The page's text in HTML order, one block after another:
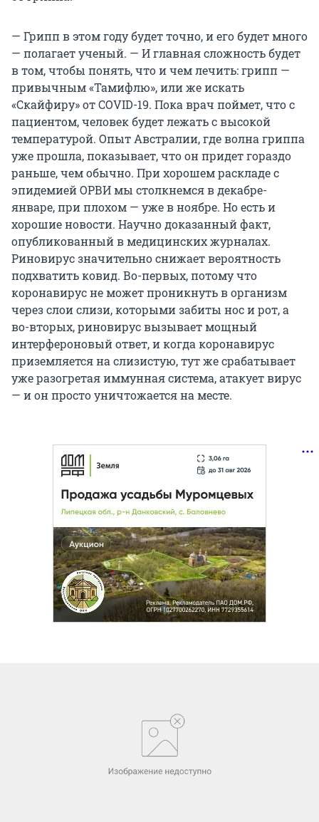
— Грипп в этом году будет точно, и его будет много
— полагает ученый. — И главная сложность будет
в том, чтобы понять, что и чем лечить: грипп —
привычным «Тамифлю», или же искать
«Скайфиру» от COVID-19. Пока врач поймет, что с
пациентом, человек будет лежать с высокой
температурой. Опыт Австралии, где волна гриппа
уже прошла, показывает, что он придет гораздо
раньше, чем обычно. При хорошем раскладе с
эпидемией ОРВИ мы столкнемся в декабре-
январе, при плохом — уже в ноябре. Но есть и
хорошие новости. Научно доказанный факт,
опубликованный в медицинских журналах.
Риновирус значительно снижает вероятность
подхватить ковид. Во-первых, потому что
коронавирус не может проникнуть в организм
через слои слизи, которыми забиты нос и рот, а
во-вторых, риновирус вызывает мощный
интерфероновый ответ, и когда коронавирус
приземляется на слизистую, тут же срабатывает
уже разогретая иммунная система, атакует вирус
— и он просто уничтожается на месте.